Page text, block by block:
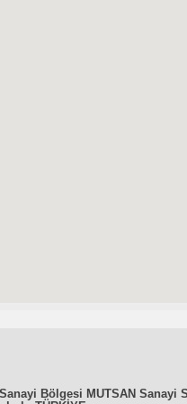
Bölgesi MUTSAN Sanayi